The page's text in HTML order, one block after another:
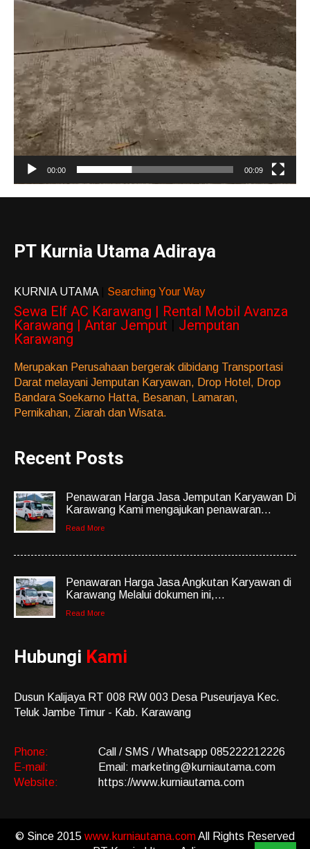
00:00 00:09
PT Kurnia Utama Adiraya
KURNIA UTAMA Searching Your Way
Sewa Elf AC Karawang | Rental Mobil Avanza
Karawang | Antar Jemput
Jemputan
Karawang
Merupakan Perusahaan bergerak dibidang Transportasi
Darat melayani Jemputan Karyawan, Drop Hotel, Drop
Bandara Soekarno Hatta, Besanan, Lamaran,
Pernikahan, Ziarah dan Wisata.
Recent Posts
Penawaran Harga Jasa Jemputan Karyawan Di
Karawang Kami mengajukan penawaran...
Read More
Penawaran Harga Jasa Angkutan Karyawan di
Karawang Melalui dokumen ini,...
Read More
Hubungi Kami
Dusun Kalijaya RT 008 RW 003 Desa Puseurjaya Kec.
Teluk Jambe Timur - Kab. Karawang
Phone:
Call / SMS / Whatsapp 085222212226
E-mail:
Email: marketing@kurniautama.com
Website:
https://www.kurniautama.com
© Since 2015 www.kurniautama.comAll Rights Reserved